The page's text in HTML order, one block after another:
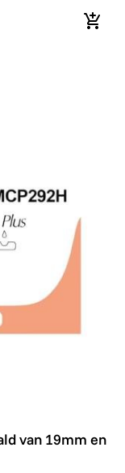
In
van 19mm en
van 19mm en